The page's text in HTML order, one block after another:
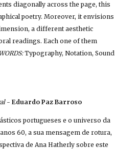
diagonally across the page, this
poetry. Moreover, it envisions
a different aesthetic
readings. Each one of them
Typography, Notation, Sound
- Eduardo Paz Barroso
portugueses e o universo da
60, a sua mensagem de rotura,
de Ana Hatherly sobre este